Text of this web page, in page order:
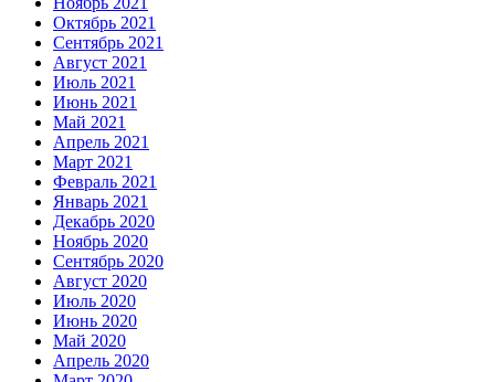
Октябрь 2021
Сентябрь 2021
Август 2021
Июль 2021
Июнь 2021
Май 2021
Апрель 2021
Март 2021
Февраль 2021
Январь 2021
Декабрь 2020
Ноябрь 2020
Сентябрь 2020
Август 2020
Июль 2020
Июнь 2020
Май 2020
Апрель 2020